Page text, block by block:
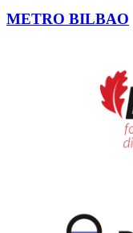
METRO BILBAO